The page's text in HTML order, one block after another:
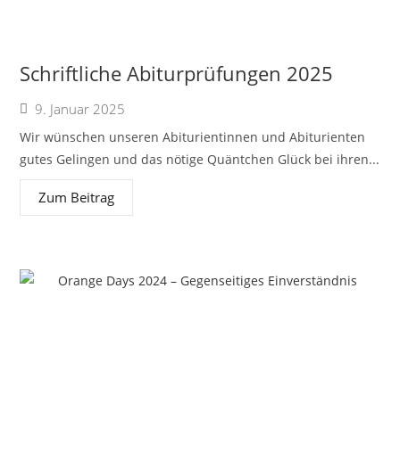
Schriftliche Abiturprüfungen 2025
9. Januar 2025
Wir wünschen unseren Abiturientinnen und Abiturienten
gutes Gelingen und das nötige Quäntchen Glück bei ihren...
Zum Beitrag